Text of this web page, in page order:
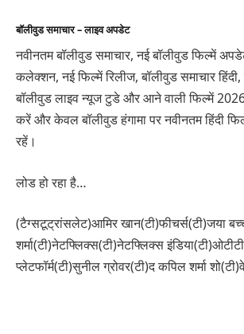
बॉलीवुड समाचार – लाइव अपडेट
नवीनतम बॉलीवुड समाचार, नई बॉलीवुड फिल्में
कलेक्शन, नई फिल्में रिलीज, बॉलीवुड समाचार
बॉलीवुड लाइव न्यूज टुडे और आने वाली फिल्में
करें और केवल बॉलीवुड हंगामा पर नवीनतम हिंदी
रहें।
लोड हो रहा है…
(टैग्सटूट्रांसलेट)आमिर खान(टी)फीचर्स(टी)जया
शर्मा(टी)नेटफ्लिक्स(टी)नेटफ्लिक्स
प्लेटफॉर्म(टी)सुनील ग्रोवर(टी)द कपिल शर्मा